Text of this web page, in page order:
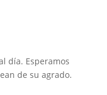
día. Esperamos
de su agrado.